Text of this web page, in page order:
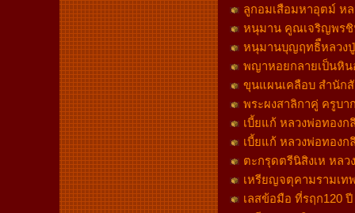
ลูกอมเสือมหาอุตม์ ห
หนุมาน คูณเจริญพรชิ
หนุมานบุญฤทธิืหลวงปู่
พญาหอยกลายเป็นหิน
ขุนแผนเคลือบ สำนัก
พระผงสาลิกาคู่ ครูบ
เบี้ยแก้ หลวงพ่อทองก
เบี้ยแก้ หลวงพ่อทองก
ตะกรุดตรีนิสิงเห หลว
เหรียญจตุคามรามเท
เลสข้อมือ ที่รฤก120